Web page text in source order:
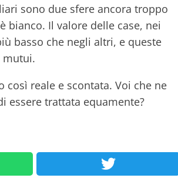
sono due sfere ancora troppo
bianco. Il valore delle case, nei
basso che negli altri, e queste
mutui.
così reale e scontata. Voi che ne
essere trattata equamente?